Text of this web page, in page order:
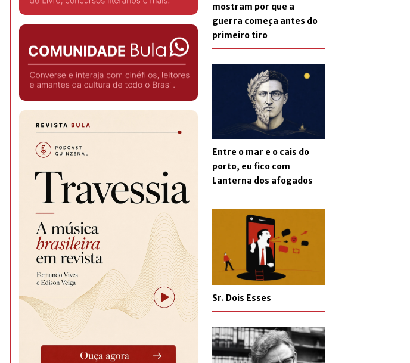
mostram por que a
guerra começa antes do
primeiro tiro
Entre o mar e o cais do
porto, eu fico com
Lanterna dos afogados
Sr. Dois Esses